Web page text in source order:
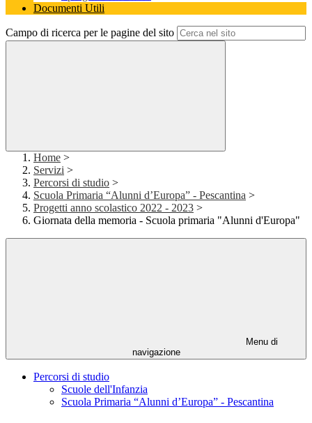
Documenti Utili
Campo di ricerca per le pagine del sito
Home >
Servizi >
Percorsi di studio >
Scuola Primaria “Alunni d’Europa” - Pescantina >
Progetti anno scolastico 2022 - 2023 >
Giornata della memoria - Scuola primaria "Alunni d'Europa"
Menu di
navigazione
Percorsi di studio
Scuole dell'Infanzia
Scuola Primaria “Alunni d’Europa” - Pescantina